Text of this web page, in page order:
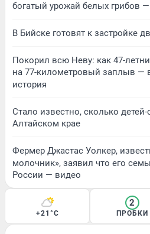
богатый урожай белых грибов
В Бийске готовят к застройке
Покорил всю Неву: как 47-
на 77-километровый заплыв —
история
Стало известно, сколько
Алтайском крае
Фермер Джастас Уолкер,
молочник», заявил что его
России — видео
+21°C
2
ПРОБКИ